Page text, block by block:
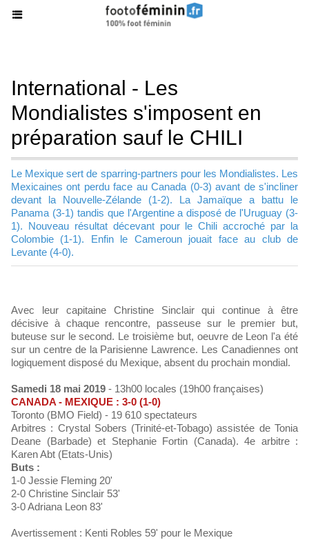
International - Les
Mondialistes s'imposent en
préparation sauf le CHILI
Le Mexique sert de sparring-partners pour les Mondialistes. Les
Mexicaines ont perdu face au Canada (0-3) avant de s'incliner
devant la Nouvelle-Zélande (1-2). La Jamaïque a battu le
Panama (3-1) tandis que l'Argentine a disposé de l'Uruguay (3-
1). Nouveau résultat décevant pour le Chili accroché par la
Colombie (1-1). Enfin le Cameroun jouait face au club de
Levante (4-0).
Avec leur capitaine Christine Sinclair qui continue à être
décisive à chaque rencontre, passeuse sur le premier but,
buteuse sur le second. Le troisième but, oeuvre de Leon l'a été
sur un centre de la Parisienne Lawrence. Les Canadiennes ont
logiquement disposé du Mexique, absent du prochain mondial.
Samedi 18 mai 2019 - 13h00 locales (19h00 françaises)
CANADA - MEXIQUE : 3-0 (1-0)
Toronto (BMO Field) - 19 610 spectateurs
Arbitres : Crystal Sobers (Trinité-et-Tobago) assistée de Tonia
Deane (Barbade) et Stephanie Fortin (Canada). 4e arbitre :
Karen Abt (Etats-Unis)
Buts :
1-0 Jessie Fleming 20'
2-0 Christine Sinclair 53'
3-0 Adriana Leon 83'
Avertissement : Kenti Robles 59' pour le Mexique